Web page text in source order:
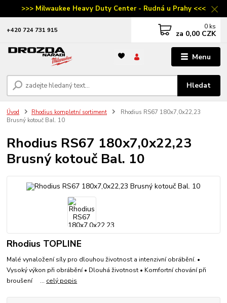
>>> Milwaukee Heavy Duty Center - Rudná u Prahy <<<
Menu
Hledat
‭+420 724 731 915 0 ks
za 0,00 CZK
Úvod Rhodius kompletní sortiment
Rhodius RS67 180x7,0x22,23
Brusný kotouč Bal. 10
Rhodius RS67 180x7,0x22,23
Brusný kotouč Bal. 10
Rhodius TOPLINE
Malé vynaložení síly pro dlouhou životnost a intenzivní obrábění. •
Vysoký výkon při obrábění • Dlouhá životnost • Komfortní chování při
broušení ... celý popis